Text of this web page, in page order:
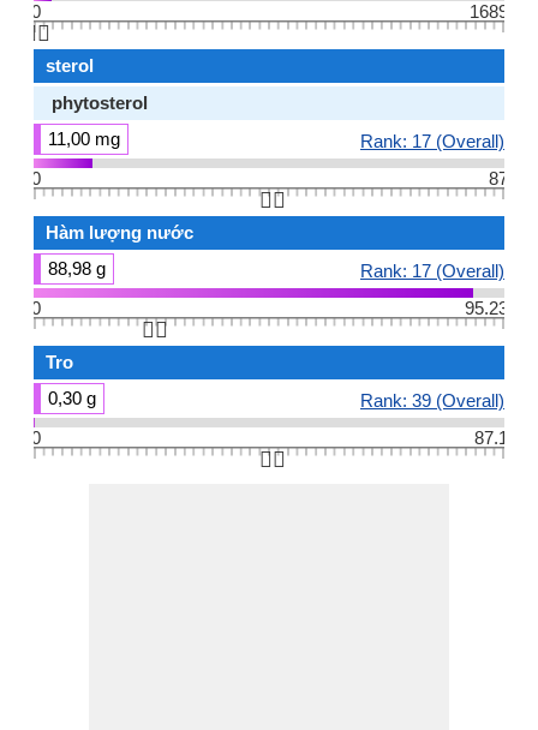
0
1689
👆🏻
sterol
phytosterol
11,00 mg
Rank: 17 (Overall)
0
87
👆🏻
Hàm lượng nước
88,98 g
Rank: 17 (Overall)
0
95.23
👆🏻
Tro
0,30 g
Rank: 39 (Overall)
0
87.1
👆🏻